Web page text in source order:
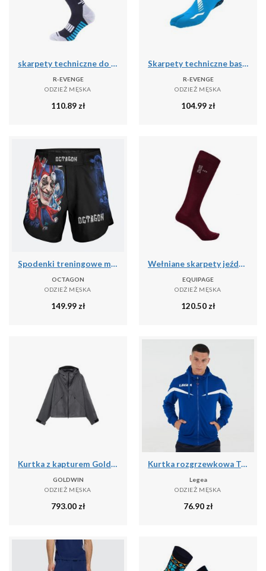
skarpety techniczne do biegania dla dorosłych długie, czarny
R-EVENGE
ODZIEŻ MĘSKA
110.89zł
Skarpety techniczne basenowe jednopalcowe dla dorosłych, jasnoniebieskim białym
R-EVENGE
ODZIEŻ MĘSKA
104.99zł
Spodenki treningowe męskie Octagon Joker MMA
OCTAGON
ODZIEŻ MĘSKA
149.99zł
Wełniane skarpety jeździeckie Equipage Geline
EQUIPAGE
ODZIEŻ MĘSKA
120.50zł
Kurtka z kapturem Goldwin Tonalith
GOLDWIN
ODZIEŻ MĘSKA
793.00zł
Kurtka rozgrzewkowa Turcja niebiesko-biała
Legea
ODZIEŻ MĘSKA
76.90zł